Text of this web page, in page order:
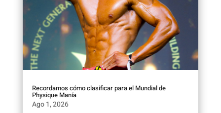
Recordamos cómo clasificar para el Mundial de
Physique Manía
Ago 1, 2026